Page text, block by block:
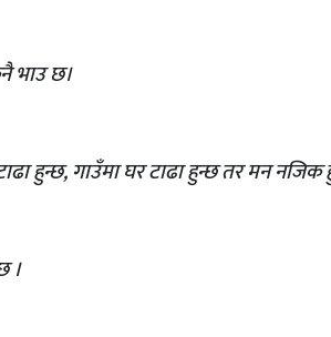
भाउ छ।
हुन्छ, गाउँमा घर टाढा हुन्छ तर मन नजिक
।